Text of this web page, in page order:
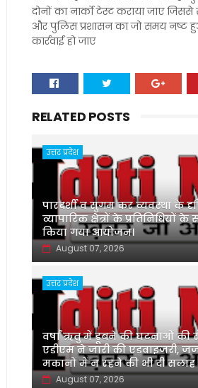
दोनों का नार्को टेस्ट कराया जाए
और पुलिस प्रशासन का जो समय नष्ट
कार्रवाई हो जाए
RELATED POSTS
उत्तर प्रदेश
पारदर्शी व सुगम कर व्यवस्था के
व्यापारिक क्षेत्रों के प्रतिनिधियों
किया गया आयोजन।
August 07, 2026
उत्तर प्रदेश
वर्षा ऋतु में डूबने की घटनाओं की
एडीएम ने जारी की एडवाइजरी,
मकानों में न रहने की भी दी सलाह
August 07, 2026